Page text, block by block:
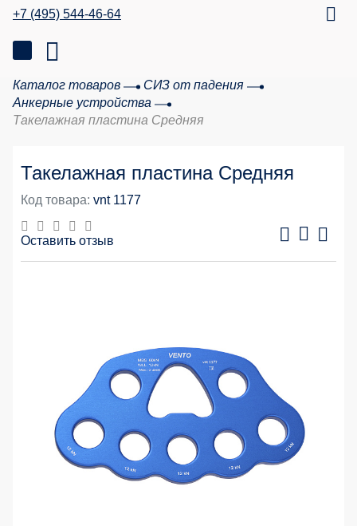
+7 (495) 544-46-64
Каталог товаров
СИЗ от падения
Анкерные устройства
Такелажная пластина Средняя
Такелажная пластина Средняя
Код товара: vnt 1177
Оставить отзыв